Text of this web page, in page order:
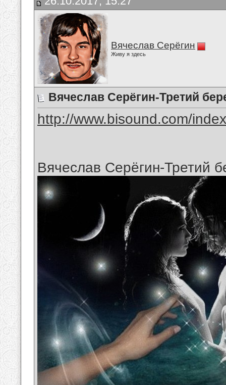
Вячеслав Серёгин
Живу я здесь
Вячеслав Серёгин-Третий
http://www.bisound.com/
Вячеслав Серёгин-Третий